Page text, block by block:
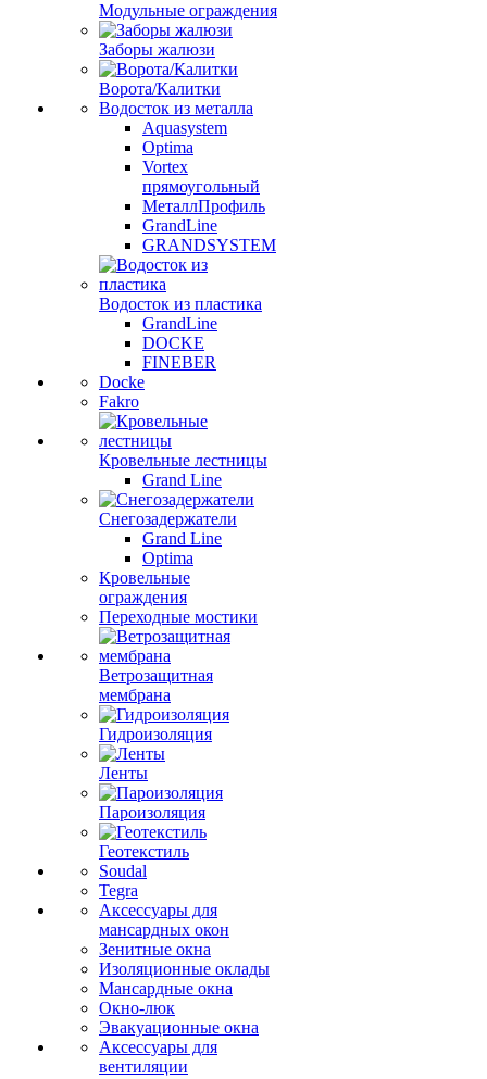
Модульные ограждения
Заборы жалюзи
Ворота/Калитки
Водосток из металла
Aquasystem
Optima
Vortex
прямоугольный
МеталлПрофиль
GrandLine
GRANDSYSTEM
Водосток из пластика
GrandLine
DOCKE
FINEBER
Docke
Fakro
Кровельные лестницы
Grand Line
Снегозадержатели
Grand Line
Optima
Кровельные
ограждения
Переходные мостики
Ветрозащитная
мембрана
Гидроизоляция
Ленты
Пароизоляция
Геотекстиль
Soudal
Tegra
Аксессуары для
мансардных окон
Зенитные окна
Изоляционные оклады
Мансардные окна
Окно-люк
Эвакуационные окна
Аксессуары для
вентиляции